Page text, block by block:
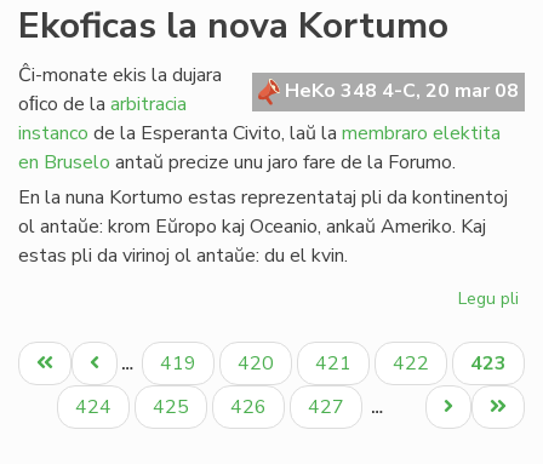
Ekoficas la nova Kortumo
HeKo 348 4-C, 20 mar 08
Ĉi-monate ekis la dujara
oﬁco de la arbitracia
instanco de la Esperanta Civito, laŭ la membraro elektita
en Bruselo antaŭ precize unu jaro fare de la Forumo.
En la nuna Kortumo estas reprezentataj pli da kontinentoj
ol antaŭe: krom Eŭropo kaj Oceanio, ankaŭ Ameriko. Kaj
estas pli da virinoj ol antaŭe: du el kvin.
Legu pli
la
Pagination
Unua
paĝo
Antaŭa
paĝo
… Paĝo
419 Paĝo
420 Paĝo
421 Paĝo
422
Aktuala
paĝo
423
Paĝo
424 Paĝo
425 Paĝo
426 Paĝo
427 …
Last
page
Next
page